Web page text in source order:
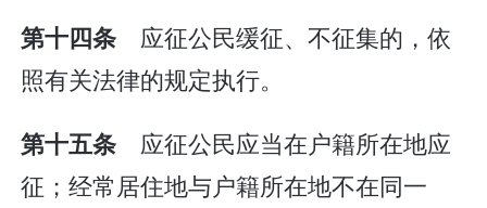
第十四条 应征公民缓征、不征集的，依
照有关法律的规定执行。
第十五条 应征公民应当在户籍所在地应
征；经常居住地与户籍所在地不在同一